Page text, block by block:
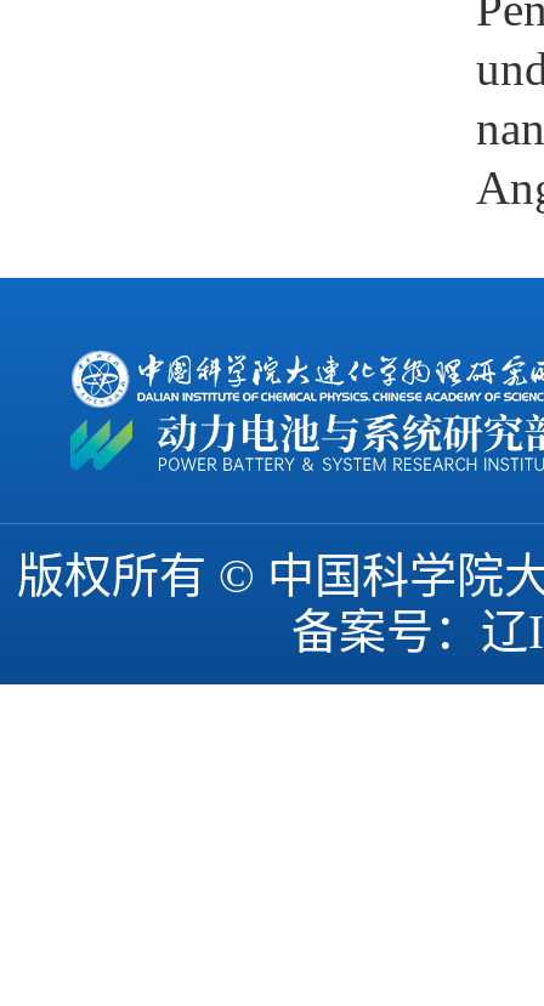
版权所有 © 中国科学院
备案号： 辽